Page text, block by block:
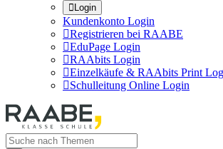
Login
Kundenkonto Login
Registrieren bei RAABE
EduPage Login
RAAbits Login
Einzelkäufe & RAAbits Print
Schulleitung Online Login